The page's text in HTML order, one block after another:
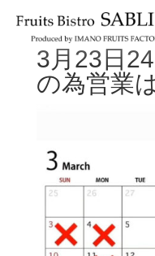
3月23日
の為営業